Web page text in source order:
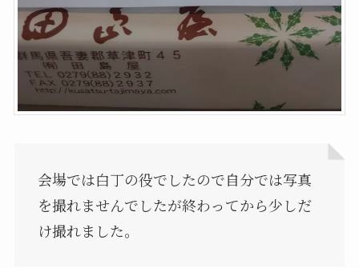
会場では白丁の役でしたので自分では写真
を撮れませんでしたが終わってから少しだ
け撮れました。